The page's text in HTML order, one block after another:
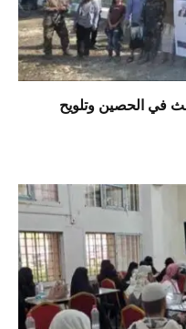
في الحصين وتلويح